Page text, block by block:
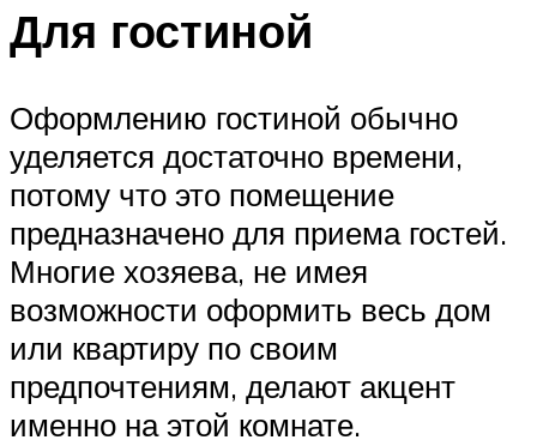
Для гостиной
Оформлению гостиной обычно
уделяется достаточно времени,
потому что это помещение
предназначено для приема гостей.
Многие хозяева, не имея
возможности оформить весь дом
или квартиру по своим
предпочтениям, делают акцент
именно на этой комнате.